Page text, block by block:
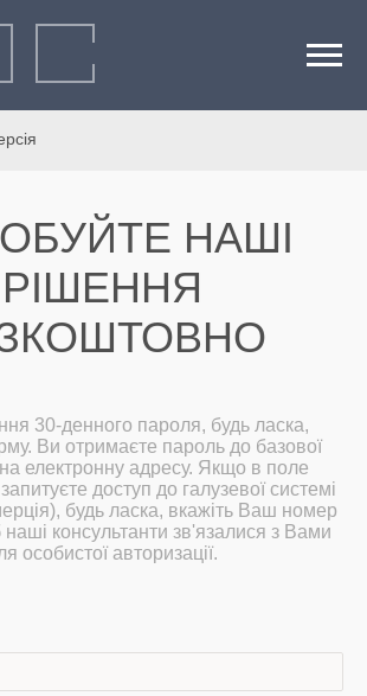
НАШІ
РІШЕННЯ
30-денного пароля, будь ласка,
Ви отримаєте пароль до базової
на електронну адресу. Якщо в поле
доступ до галузевої системі
будь ласка, вкажіть Ваш номер
консультанти зв'язалися з Вами
особистої авторизації.